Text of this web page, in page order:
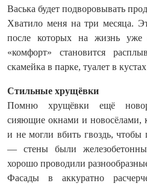
Васька будет подворовывать
Хватило меня на три месяца.
после которых на жизнь уже
«комфорт» становится
скамейка в парке, туалет в
Стильные хрущёвки
Помню хрущёвки ещё
сияющие окнами и новосёлами,
и не могли вбить гвоздь, чтобы
— стены были
хорошо проводили
Фасады в аккуратно